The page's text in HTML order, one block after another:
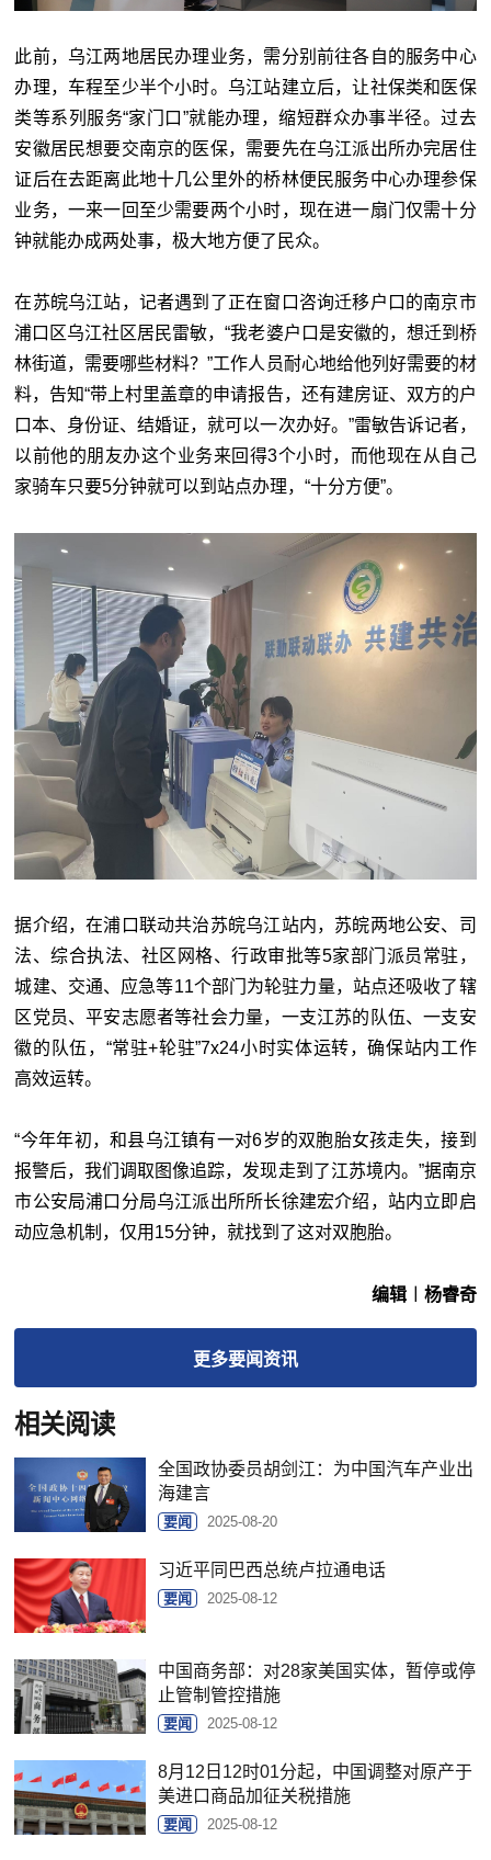
此前，乌江两地居民办理业务，需分别前往各自的服务中心
办理，车程至少半个小时。乌江站建立后，让社保类和医保
类等系列服务“家门口”就能办理，缩短群众办事半径。过去
安徽居民想要交南京的医保，需要先在乌江派出所办完居住
证后在去距离此地十几公里外的桥林便民服务中心办理参保
业务，一来一回至少需要两个小时，现在进一扇门仅需十分
钟就能办成两处事，极大地方便了民众。
在苏皖乌江站，记者遇到了正在窗口咨询迁移户口的南京市
浦口区乌江社区居民雷敏，“我老婆户口是安徽的，想迁到桥
林街道，需要哪些材料？”工作人员耐心地给他列好需要的材
料，告知“带上村里盖章的申请报告，还有建房证、双方的户
口本、身份证、结婚证，就可以一次办好。”雷敏告诉记者，
以前他的朋友办这个业务来回得3个小时，而他现在从自己
家骑车只要5分钟就可以到站点办理，“十分方便”。
据介绍，在浦口联动共治苏皖乌江站内，苏皖两地公安、司
法、综合执法、社区网格、行政审批等5家部门派员常驻，
城建、交通、应急等11个部门为轮驻力量，站点还吸收了辖
区党员、平安志愿者等社会力量，一支江苏的队伍、一支安
徽的队伍，“常驻+轮驻”7x24小时实体运转，确保站内工作
高效运转。
“今年年初，和县乌江镇有一对6岁的双胞胎女孩走失，接到
报警后，我们调取图像追踪，发现走到了江苏境内。”据南京
市公安局浦口分局乌江派出所所长徐建宏介绍，站内立即启
动应急机制，仅用15分钟，就找到了这对双胞胎。
编辑︱杨睿奇
更多要闻资讯
相关阅读
全国政协委员胡剑江：为中国汽车产业出
海建言
要闻 2025-08-20
习近平同巴西总统卢拉通电话
要闻 2025-08-12
中国商务部：对28家美国实体，暂停或停
止管制管控措施
要闻 2025-08-12
8月12日12时01分起，中国调整对原产于
美进口商品加征关税措施
要闻 2025-08-12